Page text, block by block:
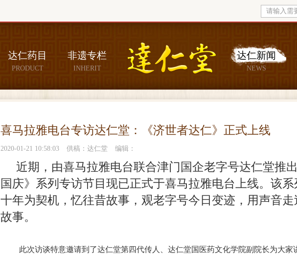
达仁药目
PRODUCT
非遗专栏
INHERIT
达仁新闻
NEWS
喜马拉雅电台专访达仁堂：《济世者达仁》正式上线
2020-01-21 10:58:03 供稿：达仁堂 编辑：
近期，由喜马拉雅电台联合津门国企老字号达仁堂推
国庆》系列专访节目现已正式于喜马拉雅电台上线。该
十年为契机，忆往昔故事，观老字号今日变迹，用声音
故事。
此次访谈特意邀请到了达仁堂第四代传人、达仁堂国医药文化学院副院长为大